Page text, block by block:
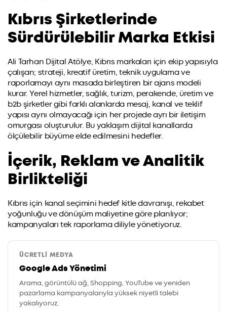
Kıbrıs Şirketlerinde
Sürdürülebilir Marka Etkisi
Ali Tarhan Dijital Atölye, Kıbrıs markaları için ekip yapısıyla
çalışan; strateji, kreatif üretim, teknik uygulama ve
raporlamayı aynı masada birleştiren bir ajans modeli
kurar. Yerel hizmetler, sağlık, turizm, perakende, üretim ve
b2b şirketler gibi farklı alanlarda mesaj, kanal ve teklif
yapısı aynı olmayacağı için her projede ayrı bir iletişim
omurgası oluşturulur. Bu yaklaşım dijital kanallarda
ölçülebilir büyüme elde edilmesini hedefler.
İçerik, Reklam ve Analitik
Birlikteliği
Kıbrıs için kanal seçimini hedef kitle davranışı, rekabet
yoğunluğu ve dönüşüm maliyetine göre planlıyor;
kampanyaları tek raporlama diliyle yönetiyoruz.
ÜCRETLI MEDYA
Google Ads Yönetimi
Arama, görüntülü ağ, Shopping, YouTube ve yeniden
pazarlama kampanyalarıyla yüksek niyetli talebi
yakalıyoruz.